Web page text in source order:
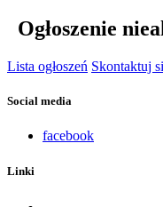
Ogłoszenie
Lista ogłoszeń Skontaktuj
Social media
facebook
Linki